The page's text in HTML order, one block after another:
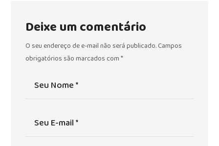
Deixe um comentário
O seu endereço de e-mail não será publicado.Campos
obrigatórios são marcados com*